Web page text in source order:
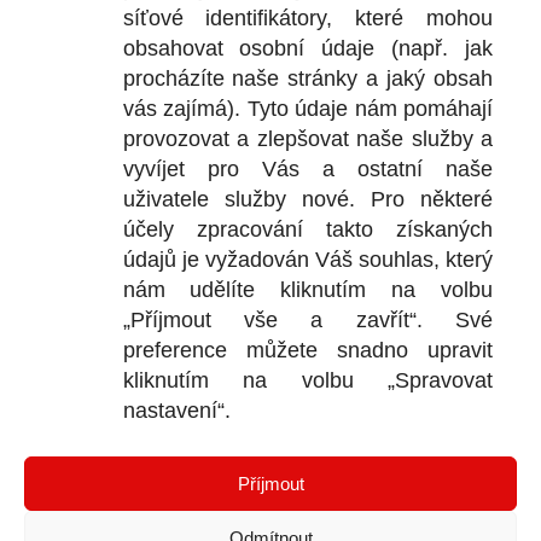
síťové identifikátory, které mohou
obsahovat osobní údaje (např. jak
procházíte naše stránky a jaký obsah
vás zajímá). Tyto údaje nám pomáhají
provozovat a zlepšovat naše služby a
vyvíjet pro Vás a ostatní naše
uživatele služby nové. Pro některé
účely zpracování takto získaných
údajů je vyžadován Váš souhlas, který
nám udělíte kliknutím na volbu
„Příjmout vše a zavřít“. Své
preference můžete snadno upravit
kliknutím na volbu „Spravovat
nastavení“.
Příjmout
Obchodní
Ochrana